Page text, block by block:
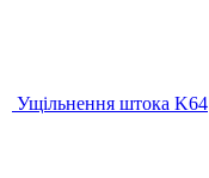
Ущільнення штока K64